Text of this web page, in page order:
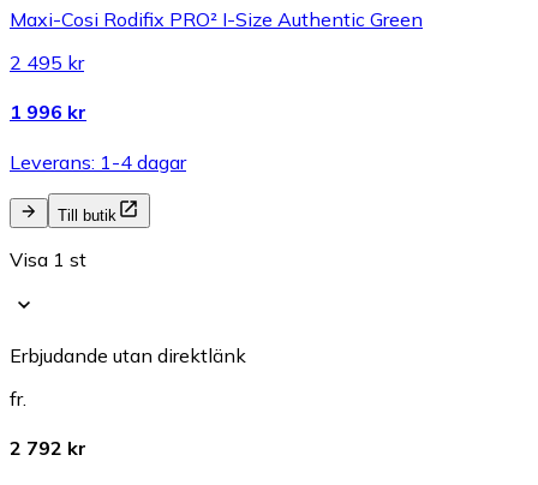
Maxi-Cosi Rodifix PRO² I-Size Authentic Green
2 495 kr
1 996 kr
Leverans: 1-4 dagar
Till butik
Visa 1 st
Erbjudande utan direktlänk
fr.
2 792 kr